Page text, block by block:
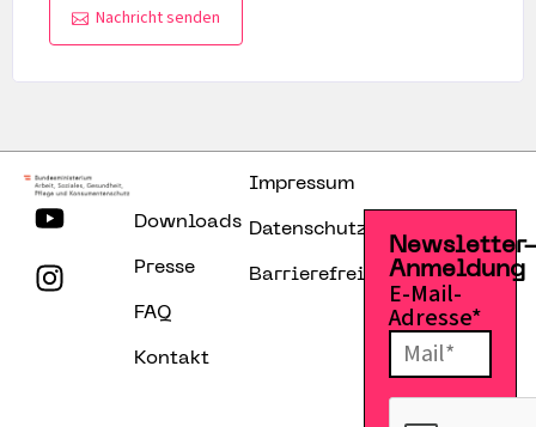
Nachricht senden
Downloads
Presse
FAQ
Kontakt
Impressum
Datenschutzerklärung
Barrierefreiheitserklärung
Anmeldung
E-Mail-
Adresse*